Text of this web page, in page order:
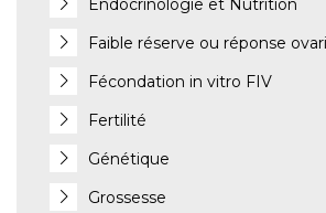
Endocrinologie et Nutrition
Faible réserve ou réponse
Fécondation in vitro FIV
Fertilité
Génétique
Grossesse